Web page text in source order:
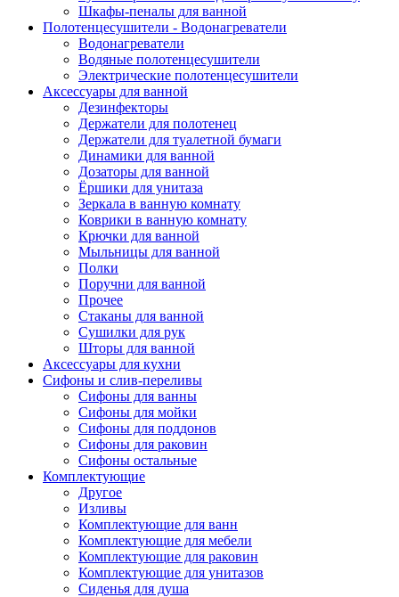
Шкафы-пеналы для ванной
Полотенцесушители - Водонагреватели
Водонагреватели
Водяные полотенцесушители
Электрические полотенцесушители
Аксессуары для ванной
Дезинфекторы
Держатели для полотенец
Держатели для туалетной бумаги
Динамики для ванной
Дозаторы для ванной
Ёршики для унитаза
Зеркала в ванную комнату
Коврики в ванную комнату
Крючки для ванной
Мыльницы для ванной
Полки
Поручни для ванной
Прочее
Стаканы для ванной
Сушилки для рук
Шторы для ванной
Аксессуары для кухни
Сифоны и слив-переливы
Сифоны для ванны
Сифоны для мойки
Сифоны для поддонов
Сифоны для раковин
Сифоны остальные
Комплектующие
Другое
Изливы
Комплектующие для ванн
Комплектующие для мебели
Комплектующие для раковин
Комплектующие для унитазов
Сиденья для душа